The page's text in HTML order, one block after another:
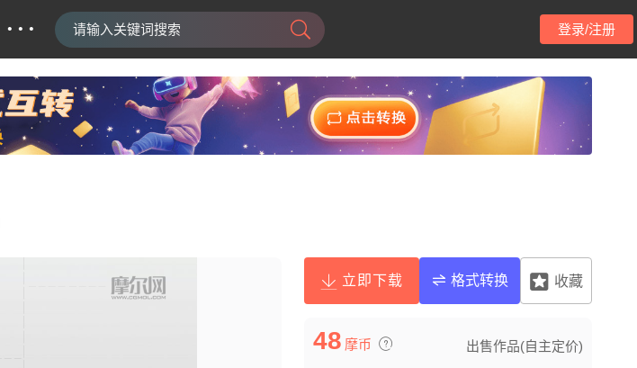
··· 登录/注册
立即下载 格式转换 收藏
48 摩币 出售作品(自主定价)